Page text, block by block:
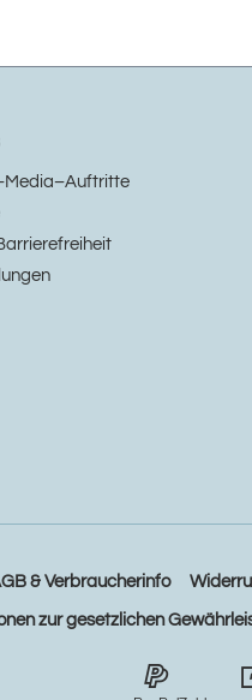
& Verbraucherinfo
zur gesetzlichen